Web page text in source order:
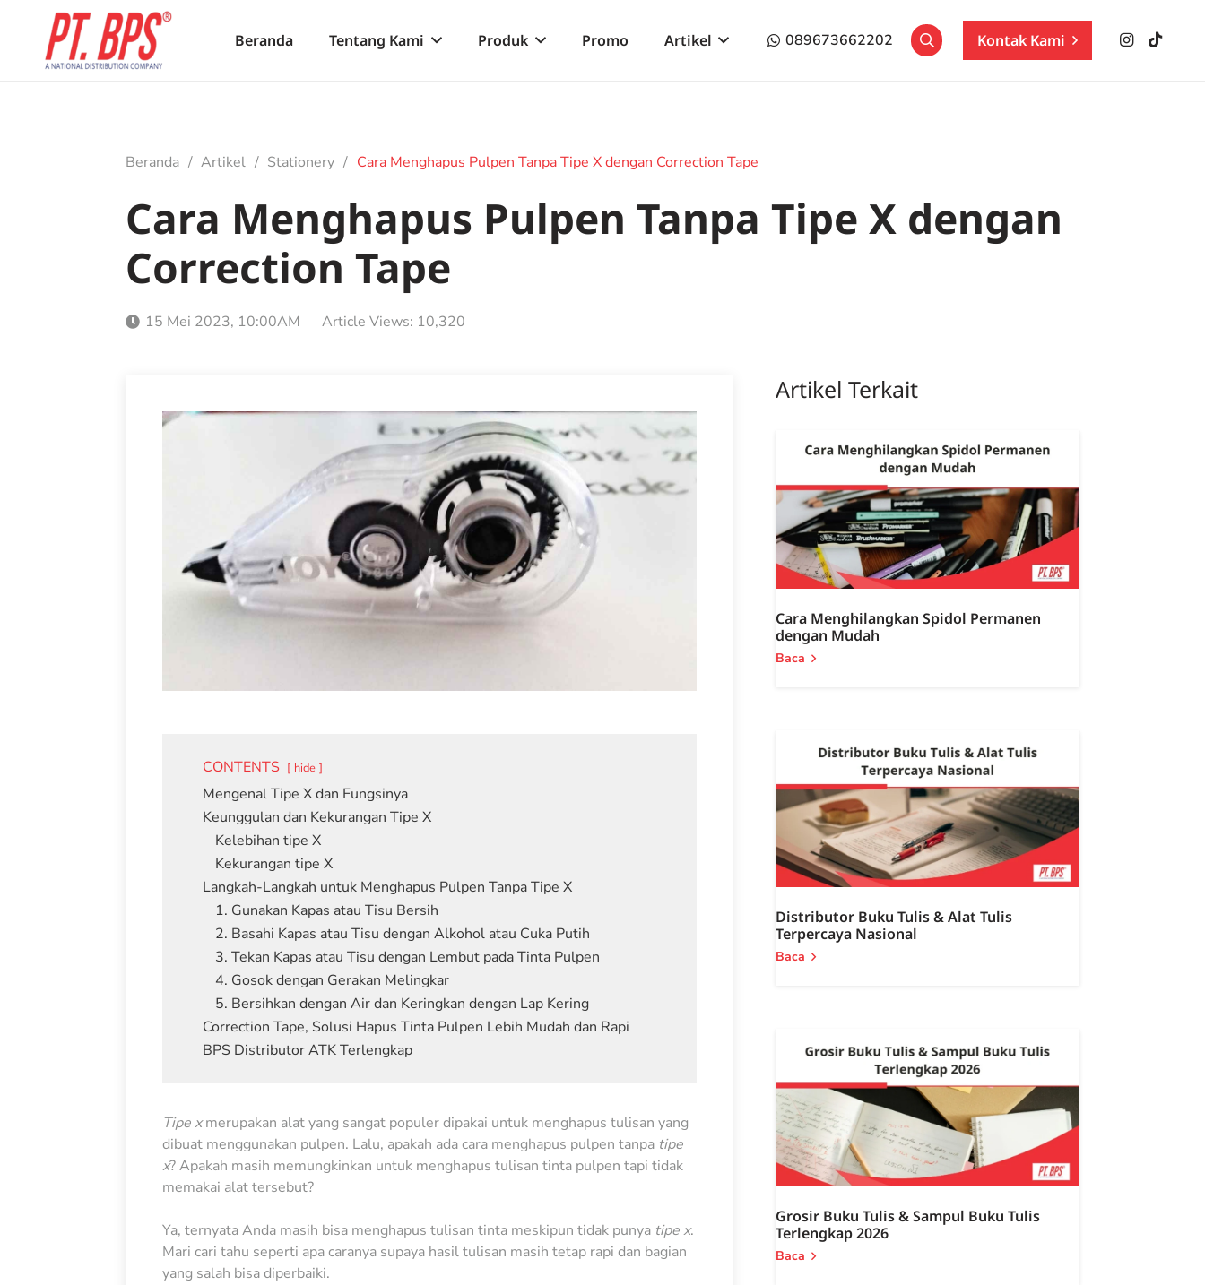
Beranda Tentang Kami Produk Promo Artikel 089673662202 Kontak Kami
Beranda / Artikel / Stationery / Cara Menghapus Pulpen Tanpa Tipe X dengan Correction Tape
Cara Menghapus Pulpen Tanpa Tipe X dengan
Correction Tape
15 Mei 2023, 10:00AM Article Views: 10,320
CONTENTS hide
Mengenal Tipe X dan Fungsinya
Keunggulan dan Kekurangan Tipe X
Kelebihan tipe X
Kekurangan tipe X
Langkah-Langkah untuk Menghapus Pulpen Tanpa Tipe X
1. Gunakan Kapas atau Tisu Bersih
2. Basahi Kapas atau Tisu dengan Alkohol atau Cuka Putih
3. Tekan Kapas atau Tisu dengan Lembut pada Tinta Pulpen
4. Gosok dengan Gerakan Melingkar
5. Bersihkan dengan Air dan Keringkan dengan Lap Kering
Correction Tape, Solusi Hapus Tinta Pulpen Lebih Mudah dan Rapi
BPS Distributor ATK Terlengkap
Tipe xmerupakan alat yang sangat populer dipakai untuk menghapus tulisan yang
dibuat menggunakan pulpen. Lalu, apakah adacara menghapus pulpen tanpa tipe
x? Apakah masih memungkinkan untuk menghapus tulisan tinta pulpen tapi tidak
memakai alat tersebut?
Ya, ternyata Anda masih bisa menghapus tulisan tinta meskipun tidak punyatipe x.
Mari cari tahu seperti apa caranya supaya hasil tulisan masih tetap rapi dan bagian
yang salah bisa diperbaiki.
Artikel Terkait
Cara Menghilangkan Spidol Permanen
dengan Mudah
Baca
Distributor Buku Tulis & Alat Tulis
Terpercaya Nasional
Baca
Grosir Buku Tulis & Sampul Buku Tulis
Terlengkap 2026
Baca